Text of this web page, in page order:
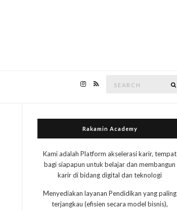
Rakamin Academy
Kami adalah Platform akselerasi karir, tempat
bagi siapapun untuk belajar dan membangun
karir di bidang digital dan teknologi
Menyediakan layanan Pendidikan yang paling
terjangkau (efisien secara model bisnis),